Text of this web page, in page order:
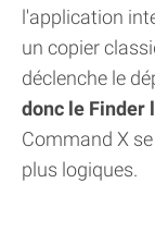
l'application
un copier
déclenche le
donc le Finder
Command X
plus logiques.